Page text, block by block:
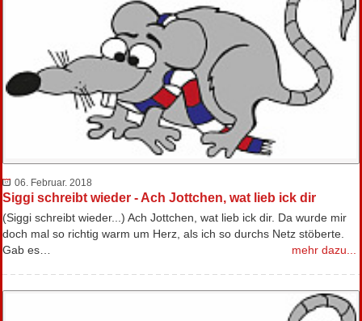
06. Februar. 2018
Siggi schreibt wieder - Ach Jottchen, wat lieb ick dir
(Siggi schreibt wieder...) Ach Jottchen, wat lieb ick dir. Da wurde mir
doch mal so richtig warm um Herz, als ich so durchs Netz stöberte.
Gab es…
mehr dazu...